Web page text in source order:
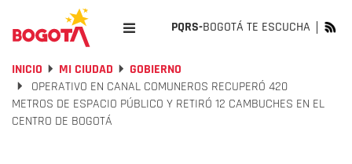
PQRS-BOGOTÁ TE ESCUCHA
INICIO MI CIUDAD
GOBIERNO
OPERATIVO EN CANAL COMUNEROS RECUPERÓ 420
METROS DE ESPACIO PÚBLICO Y RETIRÓ 12 CAMBUCHES EN EL
CENTRO DE BOGOTÁ